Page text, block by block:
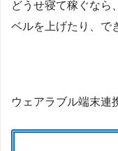
どうせ寝て稼ぐなら
ベルを上げたり、で
ウェアラブル端末連